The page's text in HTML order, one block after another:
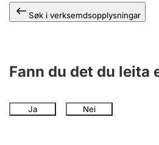
Søk i verksemdsopplysningar
Fann du det du leita
Ja Nei